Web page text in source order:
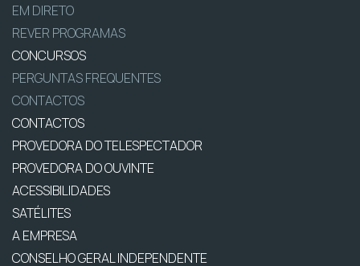
EM DIRETO
REVER PROGRAMAS
CONCURSOS
PERGUNTAS FREQUENTES
CONTACTOS
CONTACTOS
PROVEDORA DO TELESPECTADOR
PROVEDORA DO OUVINTE
ACESSIBILIDADES
SATÉLITES
A EMPRESA
CONSELHO GERAL INDEPENDENTE